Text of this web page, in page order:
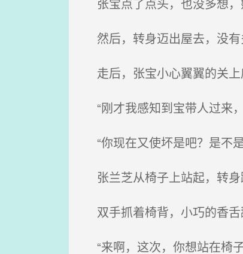
然后，转身迈出屋去，没有
走后，张宝小心翼翼的关上
“刚才我感知到宝带人过来
“你现在又使坏是吧？是不
张兰芝从椅子上站起，转身
双手抓着椅背，小巧的香舌
“来啊，这次，你想站在椅